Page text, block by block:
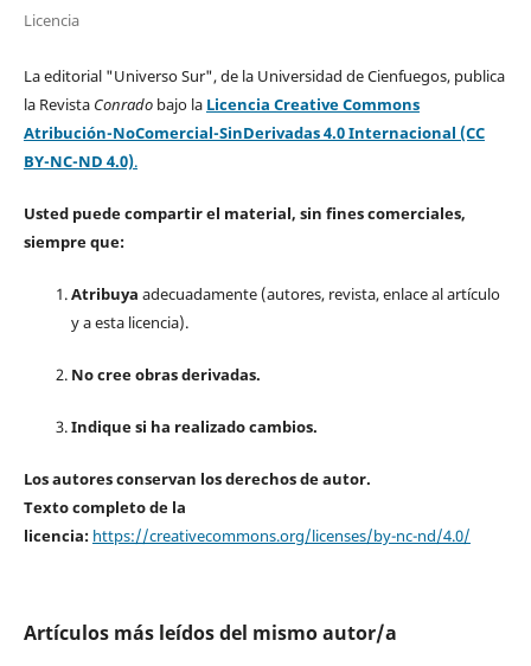
Licencia
La editorial "Universo Sur", de la Universidad de Cienfuegos, publica
la Revista Conradobajo la Licencia Creative Commons
Atribución-NoComercial-SinDerivadas 4.0 Internacional (CC
BY-NC-ND 4.0).
Usted puede compartir el material, sin fines comerciales,
siempre que:
Atribuya adecuadamente (autores, revista, enlace al artículo
y a esta licencia).
No cree obras derivadas.
Indique si ha realizado cambios.
Los autores conservan los derechos de autor.
Texto completo de la
licencia: https://creativecommons.org/licenses/by-nc-nd/4.0/
Artículos más leídos del mismo autor/a